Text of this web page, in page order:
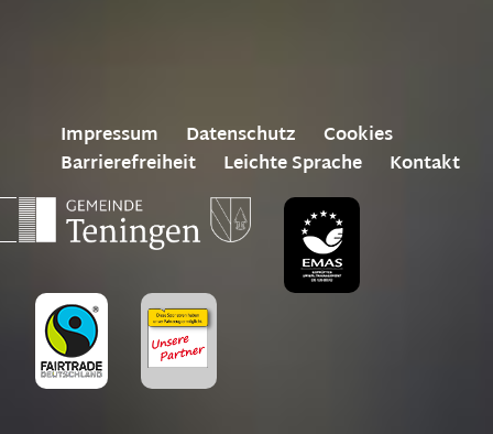
Impressum Datenschutz
Cookies
Barrierefreiheit
Leichte Sprache Kontakt